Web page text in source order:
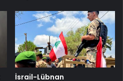
İsrail-Lübnan